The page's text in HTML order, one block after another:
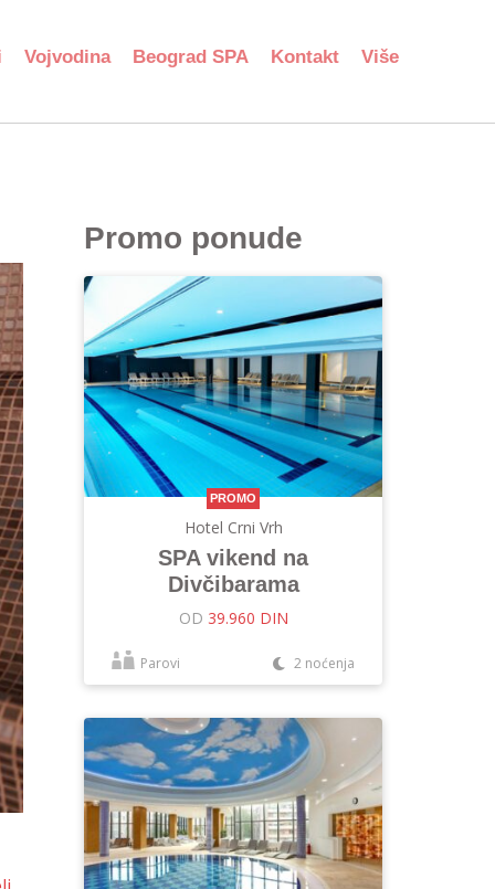
Vojvodina Beograd SPA Kontakt Više
Promo ponude
PROMO
Hotel Crni Vrh
SPA vikend na
Divčibarama
OD 39.960 DIN
Parovi 2 noćenja